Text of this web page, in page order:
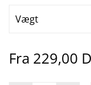
Vægt
Fra 229,00